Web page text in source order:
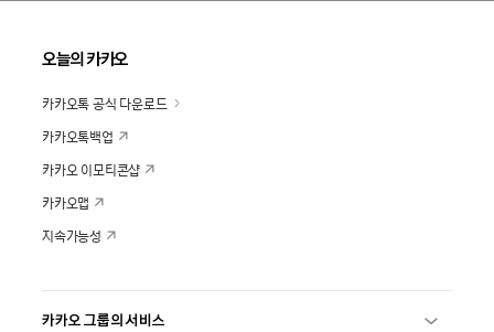
오늘의 카카오
카카오톡 공식 다운로드
카카오톡백업
카카오 이모티콘샵
카카오맵
지속가능성
카카오 그룹의 서비스